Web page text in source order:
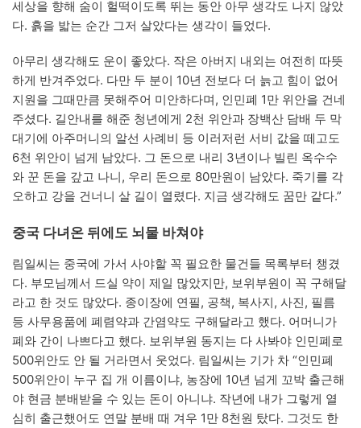
세상을 향해 숨이 헐떡이도록 뛰는 동안 아무 생각도 나지 않았
다. 흙을 밟는 순간 그저 살았다는 생각이 들었다.
아무리 생각해도 운이 좋았다. 작은 아버지 내외는 여전히 따뜻
하게 반겨주었다. 다만 두 분이 10년 전보다 더 늙고 힘이 없어
지원을 그때만큼 못해주어 미안하다며, 인민폐 1만 위안을 건네
주셨다. 길안내를 해준 청년에게 2천 위안과 장백산 담배 두 막
대기에 아주머니의 알선 사례비 등 이러저런 서비 값을 떼고도
6천 위안이 넘게 남았다. 그 돈으로 내리 3년이나 빌린 옥수수
와 꾼 돈을 갚고 나니, 우리 돈으로 80만원이 남았다. 죽기를 각
오하고 강을 건너니 살 길이 열렸다. 지금 생각해도 꿈만 같다.”
중국 다녀온 뒤에도 뇌물 바쳐야
림일씨는 중국에 가서 사야할 꼭 필요한 물건들 목록부터 챙겼
다. 부모님께서 드실 약이 제일 많았지만, 보위부원이 꼭 구해달
라고 한 것도 많았다. 종이장에 연필, 공책, 복사지, 사진, 필름
등 사무용품에 폐렴약과 간염약도 구해달라고 했다. 어머니가
폐와 간이 나쁘다고 했다. 보위부원 동지는 다 사봐야 인민폐로
500위안도 안 될 거라면서 웃었다. 림일씨는 기가 차 “인민폐
500위안이 누구 집 개 이름이냐, 농장에 10년 넘게 꼬박 출근해
야 현금 분배받을 수 있는 돈이 아니냐. 작년에 내가 그렇게 열
심히 출근했어도 연말 분배 때 겨우 1만 8천원 탔다. 그것도 한